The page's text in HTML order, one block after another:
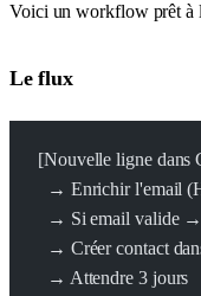
Voici un workflow prêt à
Le flux
[Nouvelle ligne dans
→ Enrichir l'email
→ Si email valide
→ Créer contact
  → Attendre 3 jours